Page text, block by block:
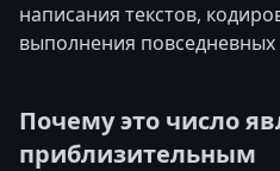
написания текстов,
выполнения повседневных
Почему это число
приблизительным